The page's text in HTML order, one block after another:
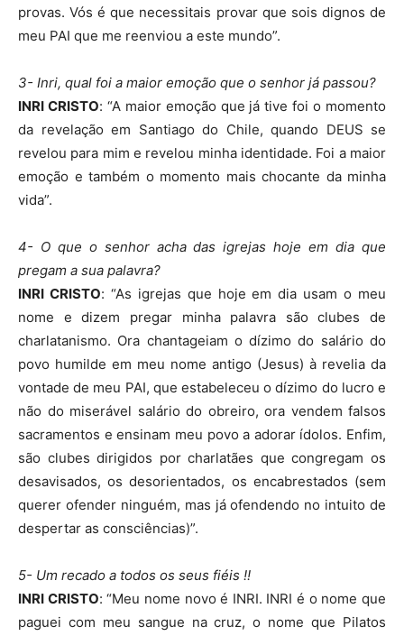
provas. Vós é que necessitais provar que sois dignos de
meu PAI que me reenviou a este mundo”.
3- Inri, qual foi a maior emoção que o senhor já passou?
INRI CRISTO: “A maior emoção que já tive foi o momento
da revelação em Santiago do Chile, quando DEUS se
revelou para mim e revelou minha identidade. Foi a maior
emoção e também o momento mais chocante da minha
vida”.
4- O que o senhor acha das igrejas hoje em dia que
pregam a sua palavra?
INRI CRISTO: “As igrejas que hoje em dia usam o meu
nome e dizem pregar minha palavra são clubes de
charlatanismo. Ora chantageiam o dízimo do salário do
povo humilde em meu nome antigo (Jesus) à revelia da
vontade de meu PAI, que estabeleceu o dízimo do lucro e
não do miserável salário do obreiro, ora vendem falsos
sacramentos e ensinam meu povo a adorar ídolos. Enfim,
são clubes dirigidos por charlatães que congregam os
desavisados, os desorientados, os encabrestados (sem
querer ofender ninguém, mas já ofendendo no intuito de
despertar as consciências)”.
5- Um recado a todos os seus fiéis !!
INRI CRISTO: “Meu nome novo é INRI. INRI é o nome que
paguei com meu sangue na cruz, o nome que Pilatos